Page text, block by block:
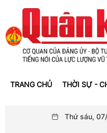
TRANG CHỦ THỜI SỰ -
Thứ sáu,